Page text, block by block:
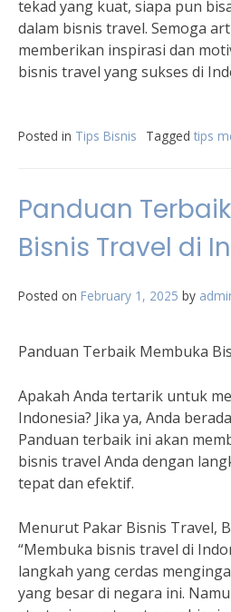
tekad yang kuat, siapa pun
dalam bisnis travel. Semoga
memberikan inspirasi dan
bisnis travel yang sukses di
Posted in Tips Bisnis Tagged tips
Panduan
Bisnis Travel di
Posted on February 1, 2025 by
Panduan Terbaik Membuka
Apakah Anda tertarik untuk
Indonesia? Jika ya, Anda
Panduan terbaik ini akan
bisnis travel Anda dengan
tepat dan efektif.
Menurut Pakar Bisnis Travel,
“Membuka bisnis travel di
langkah yang cerdas
yang besar di negara ini.